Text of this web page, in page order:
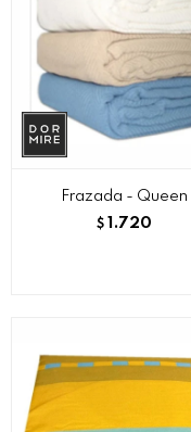
Frazada - Queen
$ 1.720